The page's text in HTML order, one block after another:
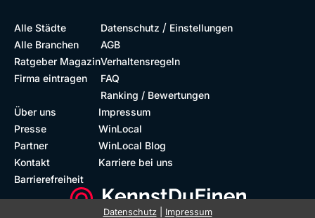
Alle Städte
Alle Branchen
Ratgeber Magazin
Firma eintragen
Datenschutz / Einstellungen
AGB
Verhaltensregeln
FAQ
Ranking / Bewertungen
Über uns
Presse
Partner
Kontakt
Barrierefreiheit
Impressum
WinLocal
WinLocal Blog
Karriere bei uns
Datenschutz| Impressum